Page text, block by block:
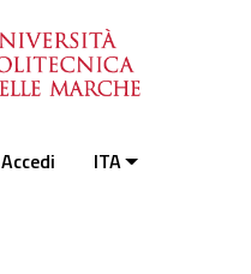
Accedi ITA